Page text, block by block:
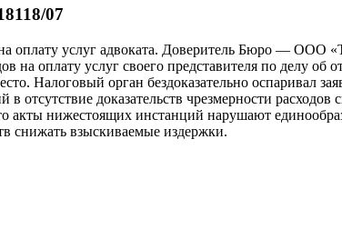
07
оплату услуг адвоката. Доверитель Бюро — ООО
на оплату услуг своего представителя по делу
Налоговый орган бездоказательно оспаривал
в отсутствие доказательств чрезмерности
акты нижестоящих инстанций нарушают
снижать взыскиваемые издержки.